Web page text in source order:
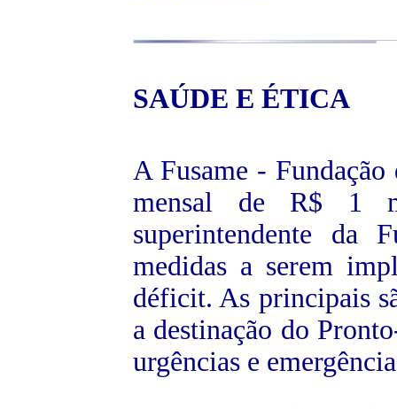
SAÚDE E ÉTICA
A Fusame -
mensal de R$ 1
superintendente da
medidas a serem
déficit. As principais
a destinação do
urgências e